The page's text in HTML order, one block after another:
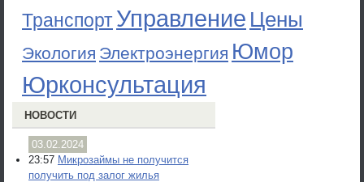
ТранспортУправление Цены
Экология Электроэнергия Юмор
Юрконсультация
НОВОСТИ
03.02.2024
23:57 Микрозаймы не получится
получить под залог жилья